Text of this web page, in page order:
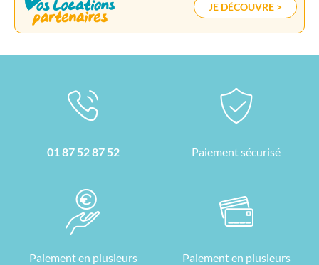
JE DÉCOUVRE >
01 87 52 87 52 Paiement sécurisé
Paiement en plusieurs
Paiement en plusieurs